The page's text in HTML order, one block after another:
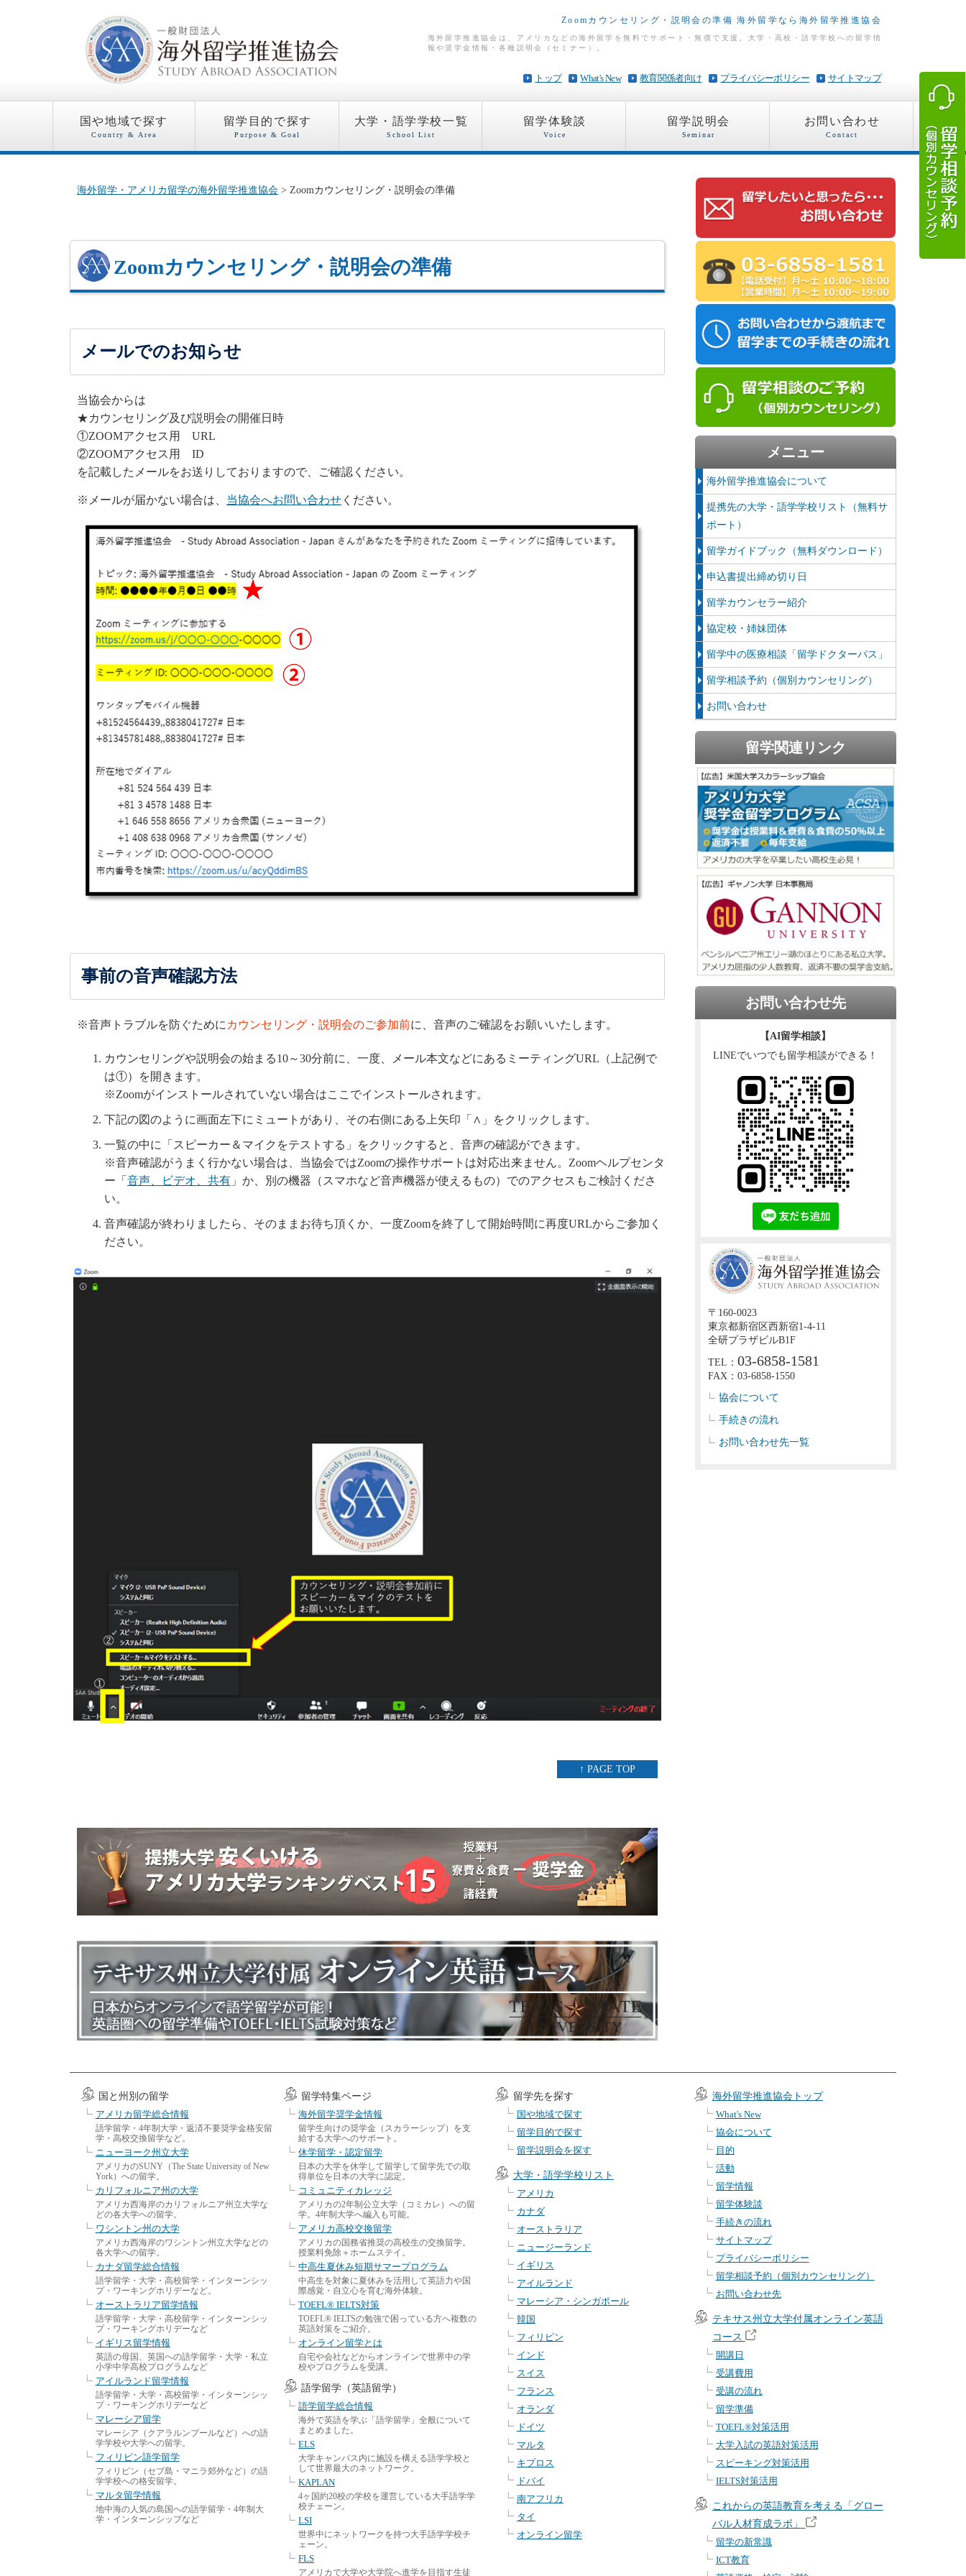
Zoomカウンセリング・説明会の準備 海外留学なら海外留学推進協会
海外留学推進協会は、アメリカなどの海外留学を無料でサポート・無償で支援。大学・高校・語学学校への留学情
報や奨学金情報・各種説明会（セミナー）。
サイトマップ
プライバシーポリシー
教育関係者向け
What's New
トップ
国や地域で探す
Country & Area
留学目的で探す
Purpose & Goal
大学・語学学校一覧
School List
留学体験談
Voice
留学説明会
Seminar
お問い合わせ
Contact
海外留学・アメリカ留学の海外留学推進協会 > Zoomカウンセリング・説明会の準備
Zoomカウンセリング・説明会の準備
メールでのお知らせ
当協会からは
★カウンセリング及び説明会の開催日時
①ZOOMアクセス用 URL
②ZOOMアクセス用 ID
を記載したメールをお送りしておりますので、ご確認ください。
※メールが届かない場合は、 当協会へお問い合わせ ください。
事前の音声確認方法
※音声トラブルを防ぐために カウンセリング・説明会のご参加前に、音声のご確認をお願いいたします。
カウンセリングや説明会の始まる10～30分前に、一度、メール本文などにあるミーティングURL（上記例で
は①）を開きます。
※Zoomがインストールされていない場合はここでインストールされます。
下記の図のように画面左下にミュートがあり、その右側にある上矢印「∧」をクリックします。
一覧の中に「スピーカー＆マイクをテストする」をクリックすると、音声の確認ができます。
※音声確認がうまく行かない場合は、当協会ではZoomの操作サポートは対応出来ません。Zoomヘルプセンタ
ー「 音声、ビデオ、共有 」か、別の機器（スマホなど音声機器が使えるもの）でのアクセスもご検討くださ
い。
音声確認が終わりましたら、そのままお待ち頂くか、一度Zoomを終了して開始時間に再度URLからご参加く
ださい。
↑ PAGE TOP
メニュー
海外留学推進協会について
提携先の大学・語学学校リスト（無料サ
ポート）
留学ガイドブック（無料ダウンロード）
申込書提出締め切り日
留学カウンセラー紹介
協定校・姉妹団体
留学中の医療相談「留学ドクターパス」
留学相談予約（個別カウンセリング）
お問い合わせ
留学関連リンク
お問い合わせ先
【AI留学相談】
LINEでいつでも留学相談ができる！
〒160-0023
東京都新宿区西新宿1-4-11
全研プラザビルB1F
TEL：03-6858-1581
FAX：03-6858-1550
協会について
手続きの流れ
お問い合わせ先一覧
国と州別の留学
アメリカ留学総合情報
語学留学・4年制大学・返済不要奨学金格安留
学・高校交換留学など。
ニューヨーク州立大学
アメリカのSUNY（The State University of New
York）への留学。
カリフォルニア州の大学
アメリカ西海岸のカリフォルニア州立大学な
どの各大学への留学。
ワシントン州の大学
アメリカ西海岸のワシントン州立大学などの
各大学への留学。
カナダ留学総合情報
語学留学・大学・高校留学・インターンシッ
プ・ワーキングホリデーなど。
オーストラリア留学情報
語学留学・大学・高校留学・インターンシッ
プ・ワーキングホリデーなど
イギリス留学情報
英語の母国、英国への語学留学・大学・私立
小学中学高校プログラムなど
アイルランド留学情報
語学留学・大学・高校留学・インターンシッ
プ・ワーキングホリデーなど
マレーシア留学
マレーシア（クアラルンプールなど）への語
学学校や大学への留学。
フィリピン語学留学
フィリピン（セブ島・マニラ郊外など）の語
学学校への格安留学。
マルタ留学情報
地中海の人気の島国への語学留学・4年制大
学・インターンシップなど
留学特集ページ
海外留学奨学金情報
留学生向けの奨学金（スカラーシップ）を支
給する大学へのサポート。
休学留学・認定留学
日本の大学を休学して留学して留学先での取
得単位を日本の大学に認定。
コミュニティカレッジ
アメリカの2年制公立大学（コミカレ）への留
学。4年制大学へ編入も可能。
アメリカ高校交換留学
アメリカの国務省推奨の高校生の交換留学。
授業料免除＋ホームステイ。
中高生夏休み短期サマープログラム
中高生を対象に夏休みを活用して英語力や国
際感覚・自立心を育む海外体験。
TOEFL® IELTS対策
TOEFL® IELTSの勉強で困っている方へ複数の
英語対策をご紹介。
オンライン留学とは
自宅や会社などからオンラインで世界中の学
校やプログラムを受講。
語学留学（英語留学）
語学留学総合情報
海外で英語を学ぶ「語学留学」全般について
まとめました。
ELS
大学キャンパス内に施設を構える語学学校と
して世界最大のネットワーク。
KAPLAN
4ヶ国約20校の学校を運営している大手語学学
校チェーン。
LSI
世界中にネットワークを持つ大手語学学校チ
ェーン。
FLS
アメリカで大学や大学院へ進学を目指す生徒
留学先を探す
国や地域で探す
留学目的で探す
留学説明会を探す
大学・語学学校リスト
アメリカ
カナダ
オーストラリア
ニュージーランド
イギリス
アイルランド
マレーシア・シンガポール
韓国
フィリピン
インド
スイス
フランス
オランダ
ドイツ
マルタ
キプロス
ドバイ
南アフリカ
タイ
オンライン留学
海外留学推進協会トップ
What's New
協会について
目的
活動
留学情報
留学体験談
手続きの流れ
サイトマップ
プライバシーポリシー
留学相談予約（個別カウンセリング）
お問い合わせ先
テキサス州立大学付属オンライン英語
コース
開講日
受講費用
受講の流れ
留学準備
TOEFL®対策活用
大学入試の英語対策活用
スピーキング対策活用
IELTS対策活用
これからの英語教育を考える「グロー
バル人材育成ラボ」
留学の新常識
ICT教育